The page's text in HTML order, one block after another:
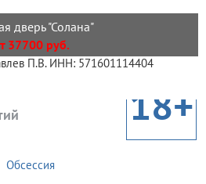
дверь "Солана"
37700 руб.
П.В. ИНН: 571601114404
18+
Обсессия